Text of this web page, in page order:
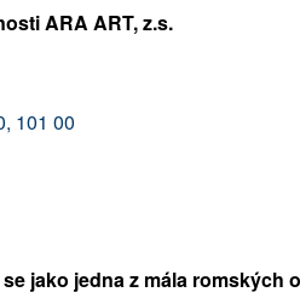
ARA ART, z.s.
101 00
jako jedna z mála romských